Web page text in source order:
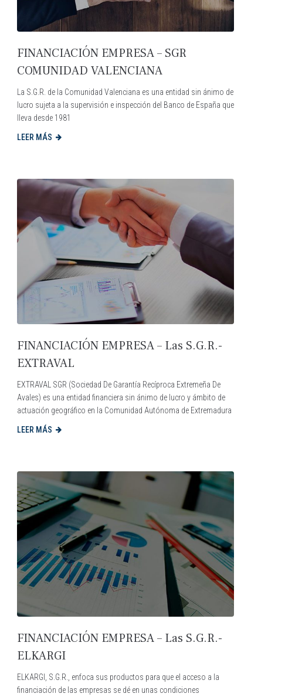
FINANCIACIÓN EMPRESA – SGR
COMUNIDAD VALENCIANA
La S.G.R. de la Comunidad Valenciana es una entidad sin ánimo de
lucro sujeta a la supervisión e inspección del Banco de España que
lleva desde 1981
LEER MÁS
FINANCIACIÓN EMPRESA – Las S.G.R.-
EXTRAVAL
EXTRAVAL SGR (Sociedad De Garantía Recíproca Extremeña De
Avales) es una entidad financiera sin ánimo de lucro y ámbito de
actuación geográfico en la Comunidad Autónoma de Extremadura
LEER MÁS
FINANCIACIÓN EMPRESA – Las S.G.R.-
ELKARGI
ELKARGI, S.G.R., enfoca sus productos para que el acceso a la
financiación de las empresas se dé en unas condiciones